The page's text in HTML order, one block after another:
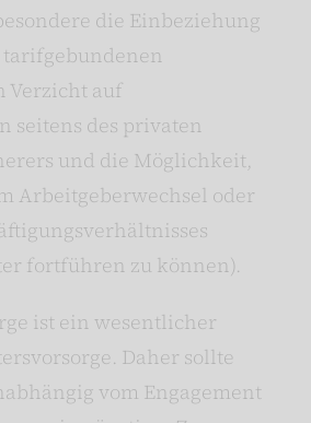
die Einbeziehung
Verzicht auf
seitens des privaten
und die Möglichkeit,
Arbeitgeberwechsel oder
fortführen zu können).
ist ein wesentlicher
Daher sollte
vom Engagement